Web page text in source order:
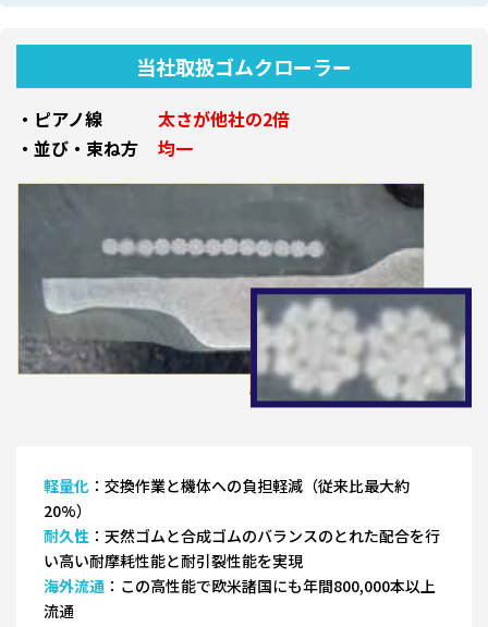
当社取扱ゴムクローラー
・ピアノ線
太さが他社の2倍
・並び・束ね方
均一
軽量化 ：交換作業と機体への負担軽減（従来比最大約
20%）
耐久性 ：天然ゴムと合成ゴムのバランスのとれた配合を行
い高い耐摩耗性能と耐引裂性能を実現
海外流通 ：この高性能で欧米諸国にも年間800,000本以上
流通